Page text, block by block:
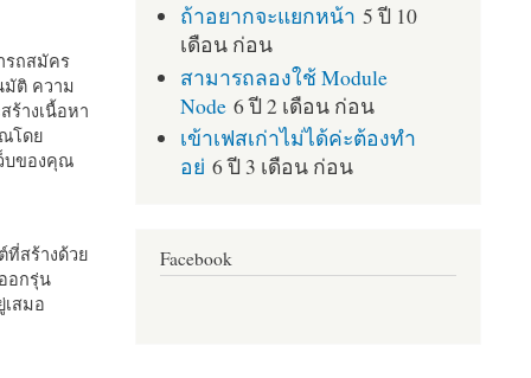
รถสมัคร
มัติ ความ
ร้างเนื้อหา
ณโดย
บของคุณ
ที่สร้างด้วย
อกรุ่น
สมอ
ถ้าอยากจะแยกหน้า 5 ปี 10
เดือน ก่อน
สามารถลองใช้ Module
Node 6 ปี 2 เดือน ก่อน
เข้าเฟสเก่าไม่ได้ค่ะต้องทำ
อย่ 6 ปี 3 เดือน ก่อน
Facebook